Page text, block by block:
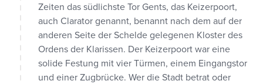
Zeiten das südlichste Tor Gents, das Keizerpoort,
auch Clarator genannt, benannt nach dem auf der
anderen Seite der Schelde gelegenen Kloster des
Ordens der Klarissen. Der Keizerpoort war eine
solide Festung mit vier Türmen, einem Eingangstor
und einer Zugbrücke. Wer die Stadt betrat oder